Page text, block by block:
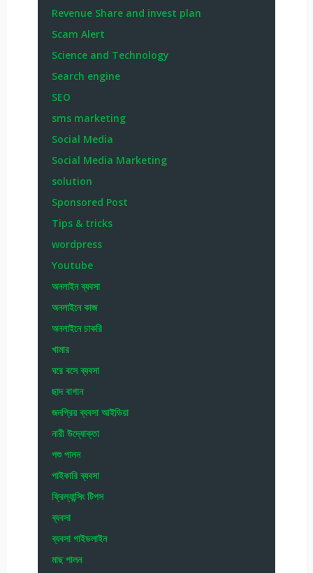
Revenue Share and invest plan
Scam Alert
Science and Technology
Search engine
SEO
sms marketing
Social Media
Social Media Marketing
solution
Sponsored Post
Tips & tricks
wordpress
Youtube
অনলাইন ব্যবসা
অনলাইনে কাজ
অনলাইনে চাকরি
খামার
ঘরে বসে ব্যবসা
ছাদ বাগান
জনপ্রিয় ব্যবসা আইডিয়া
নারী উদ্যোক্তা
পশু পালন
পাইকারি ব্যবসা
ফ্রিল্যান্সিং টিপস
ব্যবসা
ব্যবসা গাইডলাইন
মাছ পালন